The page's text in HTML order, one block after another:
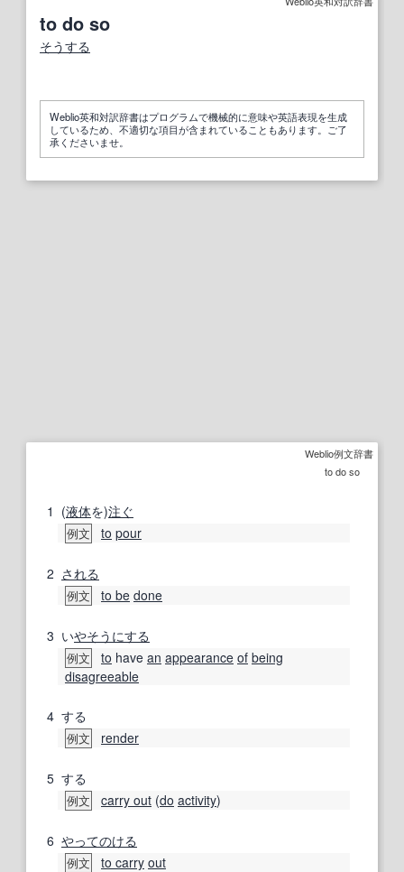
to do so
そうする
Weblio英和対訳辞書はプログラムで機械的に意味や英語表現を生成
しているため、不適切な項目が含まれていることもあります。ご了
承くださいませ。
Weblio例文辞書
to do so
1 (液体を)注ぐ
例文 to pour
2 される
例文 to be done
3 いやそう にする
例文 to have an appearance of being
disagreeable
4 する
例文 render
5 する
例文 carry out (do activity)
6 やってのける
例文 to carry out